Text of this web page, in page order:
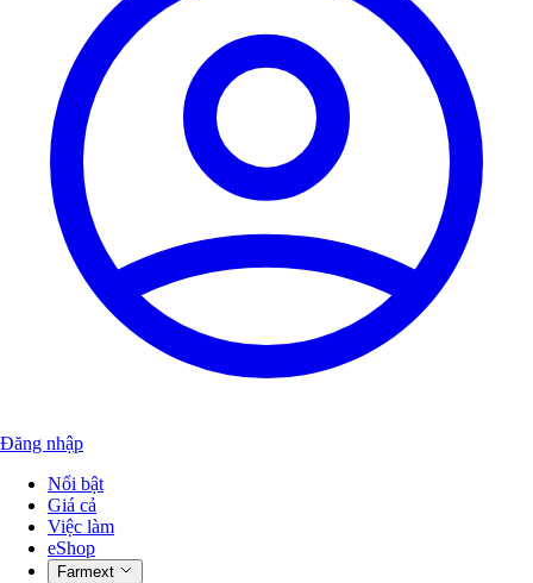
Đăng nhập
Nổi bật
Giá cả
Việc làm
eShop
Farmext